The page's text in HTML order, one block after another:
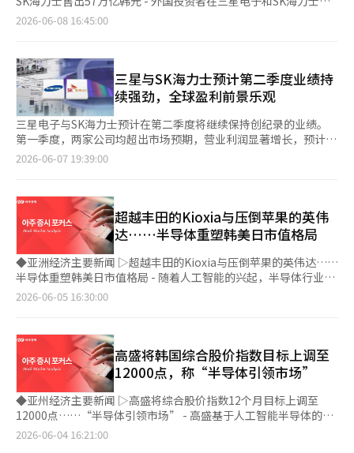
东南亚资本也在向香港聚集。《亚洲周刊》指出：“目前有超过10
家海外企业正在推动在香港上市，其中许多是来自越南、印度尼西
香港在数字金融领域也积极布局。香港金融管理局去年8月实施了
稳定币条例，并向汇丰等主要金融机构发放了稳定币发行许可证。
预计与港元和离岸人民币资产挂钩的稳定币发行将正式启动。在传
统金融与数字资产连接的新金融基础设施建设竞争中，香港也被认
为走在了前列。 《亚洲周刊》评价道：“过去香港的国际化依赖
于美国和欧洲等西方资本，而现在则正在向涵盖中国大陆、东南
亚、中央亚洲和中东等新兴市场的多极结构转型，形成了香港独特
社“以2543亿韩元追加收购日本子公司股份……持股比例100%”
▷车生物科技“收购600亿韩元的Pium AIFuture Healthcare新技
（6月19日）主要日程 ▷韩国：生产者物价指数（5月） ▷日本：
消费者物价指数（5月） ▷英国：零售销售（5月）※ 本报道经人
工智能（AI）系统翻译与编辑。
也从过去平均的130%上升至今年的364%。 问题在于，现行教育
税法下的税基并不是证券公司实际获得的净利润。银行的外汇及衍
证券公司的证券交易则是仅对单笔交易产生的收益（交易收益）进
行合并计算，不允许抵扣损失（交易损失）。 在证券公司为市场
做市和ETF价格稳定提供流动性的过程中，为了规避价格波动风
险，必须进行基础资产股票的买卖对冲交易。即使最终获得的实际
净损益微乎其微，税务机关仍然会基于未扣除损失的总交易收益来
征税。因此，市场波动性越大，实际净损益与教育税税基之间的差
距就越大。即使最终记录净损失，只要存在交易收益，就必须缴纳
教育税。 政府在今年2月修订了教育税法实施条例，仅允许国债进
260万亿韩元，市场规模大幅扩大，但大型公司的税负却加重。 一
位大型证券公司人士表示：“教育税是按月和季度进行分摊估算，
年末时再根据最终确定的税基进行调整。通常，随着年末税基的确
定，税额往往不是减少而是增加，因此考虑到下半年的累积效应，
今年的最终合计税额可能会远超预期。” 他还表示：“政府虽然
在推动股市活跃政策，但实际上却对支撑市场基础设施的流动性供
应者施加了畸形的税负。如果税务负担持续存在，证券公司将不得
紧政策的担忧，同时超大规模企业考虑增资的消息也引发了AI盈利
能力的争议。 - 主导股三星电子和SK海力士遭受重创，三星电子下
- 特别是个人投资者集中投资的单一股票杠杆ETF受到主导股大幅
下跌的直接冲击，当天三星电子和SK海力士的单一股票杠杆和反
向ETF的交易金额达到了8兆192亿韩元。 ◆主要报告：1550韩元
以上的汇率显得过高 - 美元/韩元汇率飙升，政府通过直接和间接
干预暂时控制了急剧上涨的势头。 - 预计短期内将出现波动性市
场：△美国物价因素和美联储的利率政策不确定性 △美国与伊朗
之间的谈判结果 △日本政府可能重新干预外汇市场 △外国人在韩
国股票市场的持续卖出与政府间的博弈。 - 尽管存在可能刺激美
高的水平，预计在伊朗不确定性缓解时，美元/韩元汇率将回落至
1400韩元中后期。 ◆市场收盘后（8日）主要公告 ▷三星电子公
布上一季度确认业绩，合并销售额为133兆8734亿韩元，营业利润
为57兆2328亿韩元，净利润为47兆2253亿韩元。 ▷三星重工从大
洋洲地区船东处获得约3855亿韩元的LNG运输船建造订单。 ▷HD
现代重工从欧洲船公司获得总额为3607亿韩元的VLGC两艘建造订
单。 ▷现代建设从松坡商业集群PFV获得3兆394亿韩元的位于威
来新城市的复合开发项目的建筑订单。 ▷泰成与海外代理商签订
韩元 ◆今日（9日）主要日程 ▷韩国：GDP增长率（第一季度）
▷中国：进出口动态（5月） ▷德国：工业生产（4月）、进出口
统计（4月） ▷美国：小企业信心指数（5月）、进出口统计（4
月）、现有住宅销售数量（5月）※ 本报道经人工智能（AI）系统
翻译与编辑。
卖出力度惊人。 - 最近一个月，外国投资者在韩国股市净卖出约69
- 根据韩国交易所的数据，从5月7日至6月5日，外国人在韩国证券
市场（KOSPI）净卖出69万4001亿韩元。在此期间，个人投资者
净买入56万4367亿韩元，机构投资者净买入12万109亿韩元，成
功吸纳了外国人的抛售。 - 外国人的卖出主要集中在半导体大型股
中。净卖出第一位的是三星电子，卖出金额为30万1158亿韩元，
SK海力士的卖出金额为27万3227亿韩元。仅这两只股票的卖出总
额就达57万4385亿韩元，占外国人净卖出规模的绝大部分。 ◆主
要报告：突然变冷的市场气氛 - 在国内股市周五大幅下跌后，受美
加剧。同时，美国股市的低点持续下移，买入势头缺失。 - 周末期
间，市场投资情绪恢复的材料有限，因此周初可能出现不利反应。
- 在牛市调整时，通常上涨最多的地方会出现最大下跌，尽管市场
主导叙事的AI相关领域显然表现不佳。 - 本周的关键变量包括定于
12日的SpaceX上市及市场反应、美国5月消费者物价指数（CPI）
发布，以及Oracle和Adobe的业绩发布。 - 特别是市场关注Oracle
和Adobe能否继Broadcom之后实现“超预期增长”，CPI是否稳
定，以及欧洲中央银行（ECB）是否按预期加息25个基点。 ◆市
亿韩元规模的西釜山行政综合体建设工程合同。 ▷新星能源从
Waybis获得约101亿韩元规模的洁净室及公用设施工程合同。
▷DL E&C从韩国东南电力获得约4999亿韩元规模的济州清洁能源
综合发电厂动力块及附属设备的条件性采购合同。 ▷汉솔技术决定
为提高经营效率和改善财务结构，出售总额640亿韩元的忠北横城
工厂土地及建筑物。 ◆基金动态（截至4日，不包括ETF） ▷国内
股票型：1025亿韩元 ▷海外股票型：-223亿韩元 ◆今日（8日）
主要日程 ▷日本：GDP增长率（第一季度） ▷德国：工厂订单（4
2026-06-08 16:45:00
三星与SK海力士预计第二季度业绩持
续强劲，全球盈利前景乐观
三星电子与SK海力士预计在第二季度将继续保持创纪录的业绩。
第一季度，两家公司均超出市场预期，营业利润显著增长，预计全
年将跻身全球盈利最高企业行列，第二季度的趋势似乎也不会减
单年化，三星电子被认为在全球排名前1至2位，而SK海力士则在
前5位左右，第二季度的预期进一步上升，原有的期待正在逐步实
现。 三星电子预计在第二季度，半导体业务将继续推动整体业
绩。市场普遍认为，三星电子的第二季度营业利润可能会增至80万
亿韩元的后期。分析指出，通用D램和闪存价格的上涨已经开始显
现，同时HBM的销售也在扩大，设备解决方案部门的盈利占比显
著提升。 特别是，三星电子凭借全球最大的内存生产能力，正显
著受益于通用D램需求的恢复。人工智能服务器的扩展不仅影响
整体正转变为供需紧张的局面。 SK海力士同样有望在第二季度创
下历史最高业绩。该公司在HBM市场保持领先地位，同时通用内
存价格的上涨也使得其营业利润率有望超过第一季度的水平。有观
点认为，第二季度的营业利润率可能会突破70%，接近80%。 两
家公司业绩改善的关键在于HBM与通用内存的双重强劲表现。去
年，AI内存的繁荣主要集中在HBM上，但今年随着推理型AI服务的
普及，服务器用D램和闪存的需求也在迅速增加。随着AI学习向推
理转变，数据中心所需的内存种类也在扩大。 主要服务器客户因
2026-06-07 19:39:00
超越丰田的Kioxia与压倒苹果的英伟
达……半导体重塑韩美日市值格局
◆亚洲经济主要新闻 ▷超越丰田的Kioxia与压倒苹果的英伟达……
半导体重塑韩美日市值格局 - 随着人工智能的兴起，半导体行业受
益显著，韩国股市中半导体企业的地位进一步提升。三星电子曾被
著。作为英伟达的核心HBM供应商，SK海力士被认为是人工智能
时代最大的受益企业之一。过去，企业业绩受DRAM市场状况影
响，如今则成为人工智能基础设施扩展的关键企业，地位发生了变
化。 - 在韩国，三星电子和SK海力士引领着股市，而在美国，英伟
达几乎主导了市场。英伟达最近的市值突破5.2万亿美元，成为全
球市值第一的企业。 - 在日本，人工智能也在改变股市格局。主角
是NAND闪存制造商Kioxia Holdings。丰田汽车作为日本制造业
的象征，一直以来是市值第一的企业。然而，最近Kioxia的股价大
2026-06-05 16:30:00
高盛将韩国综合股价指数目标上调至
12000点，称“半导体引领市场”
◆亚州经济主要新闻 ▷高盛将综合股价指数12个月目标上调至
12000点……“半导体引领市场” - 高盛基于人工智能半导体的繁
荣和企业业绩改善，将综合股价指数的12个月目标从9000点上调
2026-06-04 16:21:00